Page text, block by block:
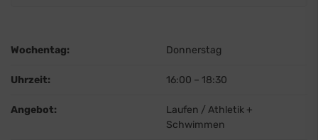
Wochentag: Donnerstag
Uhrzeit: 16:00 – 18:30
Angebot:
Laufen / Athletik +
Schwimmen